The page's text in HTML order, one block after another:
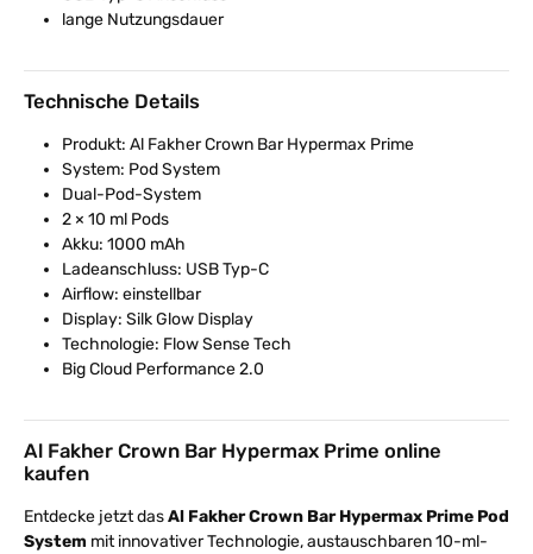
lange Nutzungsdauer
Technische Details
Produkt: Al Fakher Crown Bar Hypermax Prime
System: Pod System
Dual-Pod-System
2 × 10 ml Pods
Akku: 1000 mAh
Ladeanschluss: USB Typ-C
Airflow: einstellbar
Display: Silk Glow Display
Technologie: Flow Sense Tech
Big Cloud Performance 2.0
Al Fakher Crown Bar Hypermax Prime online
kaufen
Entdecke jetzt dasAl Fakher Crown Bar Hypermax Prime Pod
System mit innovativer Technologie, austauschbaren 10-ml-